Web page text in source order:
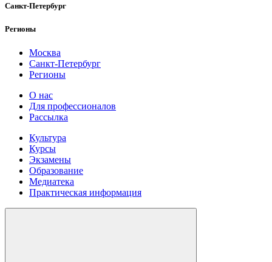
Санкт-Петербург
Регионы
Москва
Санкт-Петербург
Регионы
О нас
Для профессионалов
Рассылка
Культура
Курсы
Экзамены
Образование
Медиатека
Практическая информация